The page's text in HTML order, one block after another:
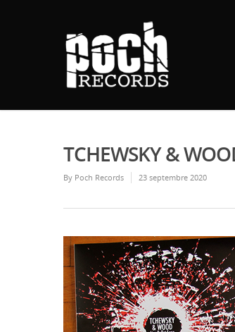
TCHEWSKY &
By Poch Records 23 septembre 2020